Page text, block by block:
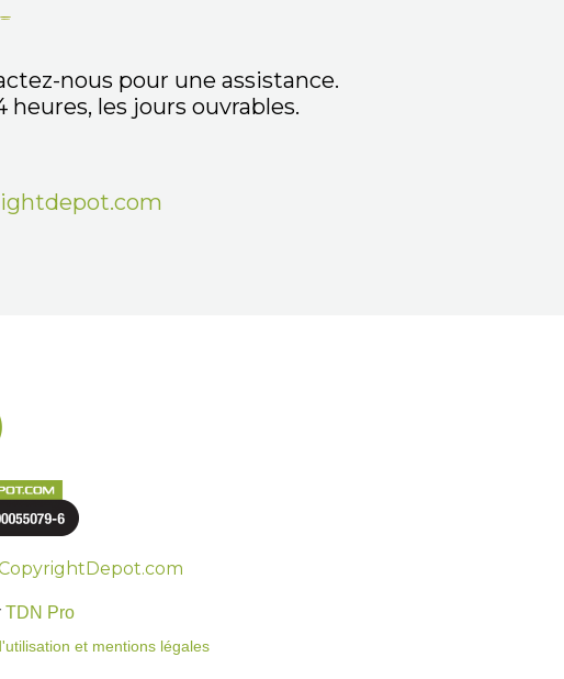
nous pour une assistance.
heures, les jours ouvrables.
TDN Pro
et mentions légales